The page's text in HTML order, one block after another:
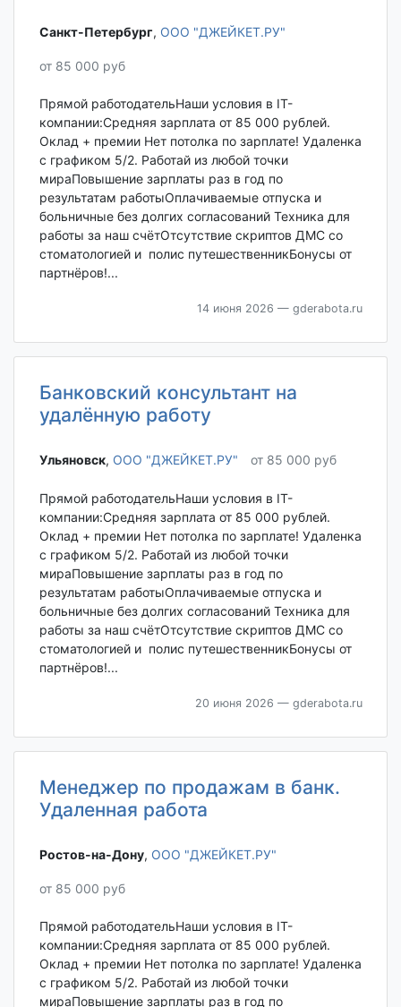
Санкт-Петербург‎, ООО "ДЖЕЙКЕТ.РУ"
от 85 000 руб
Прямой работодательНаши условия в IT-
компании:Средняя зарплата от 85 000 рублей.
Оклад + премии Нет потолка по зарплате! Удаленка
с графиком 5/2. Работай из любой точки
мираПовышение зарплаты раз в год по
результатам работыОплачиваемые отпуска и
больничные без долгих согласований Техника для
работы за наш счётОтсутствие скриптов ДМС со
стоматологией и полис путешественникБонусы от
партнёров!...
14 июня 2026 — gderabota.ru
Банковский консультант на
удалённую работу
Ульяновск‎, ООО "ДЖЕЙКЕТ.РУ" от 85 000 руб
Прямой работодательНаши условия в IT-
компании:Средняя зарплата от 85 000 рублей.
Оклад + премии Нет потолка по зарплате! Удаленка
с графиком 5/2. Работай из любой точки
мираПовышение зарплаты раз в год по
результатам работыОплачиваемые отпуска и
больничные без долгих согласований Техника для
работы за наш счётОтсутствие скриптов ДМС со
стоматологией и полис путешественникБонусы от
партнёров!...
20 июня 2026 — gderabota.ru
Менеджер по продажам в банк.
Удаленная работа
Ростов-на-Дону‎, ООО "ДЖЕЙКЕТ.РУ"
от 85 000 руб
Прямой работодательНаши условия в IT-
компании:Средняя зарплата от 85 000 рублей.
Оклад + премии Нет потолка по зарплате! Удаленка
с графиком 5/2. Работай из любой точки
мираПовышение зарплаты раз в год по